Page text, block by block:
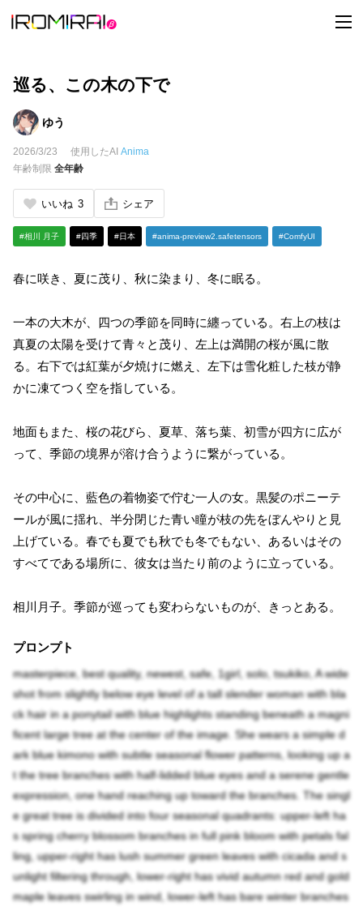
t
o
巡る、この木の下で
ゆう
2026/3/23 使用したAI Anima
年齢制限 全年齢
いいね 3 シェア
#相川 月子 #四季 #日本 #anima-preview2.safetensors #ComfyUI
春に咲き、夏に茂り、秋に染まり、冬に眠る。
一本の大木が、四つの季節を同時に纏っている。右上の枝は
真夏の太陽を受けて青々と茂り、左上は満開の桜が風に散
る。右下では紅葉が夕焼けに燃え、左下は雪化粧した枝が静
かに凍てつく空を指している。
地面もまた、桜の花びら、夏草、落ち葉、初雪が四方に広が
って、季節の境界が溶け合うように繋がっている。
その中心に、藍色の着物姿で佇む一人の女。黒髪のポニーテ
ールが風に揺れ、半分閉じた青い瞳が枝の先をぼんやりと見
上げている。春でも夏でも秋でも冬でもない、あるいはその
すべてである場所に、彼女は当たり前のように立っている。
相川月子。季節が巡っても変わらないものが、きっとある。
プロンプト
masterpiece, best quality, newest, safe, 1girl, solo, tsukiko, A wide
shot from slightly below eye level of a tall slender woman with bla
ck hair in a ponytail with blue highlights standing beneath a magni
ficent large tree at the center of the image. She wears a simple d
ark blue kimono with subtle seasonal flower patterns, looking up a
t the tree branches with half-lidded blue eyes and a serene gentle
expression, one hand reaching up toward the branches. The singl
e great tree is divided into four seasonal quadrants: upper-left ha
s spring cherry blossom branches in full pink bloom with petals fal
ling, upper-right has lush summer green leaves with cicada and s
unlight filtering through, lower-right has vivid autumn red and gold
maple leaves swirling in wind, lower-left has bare winter branches